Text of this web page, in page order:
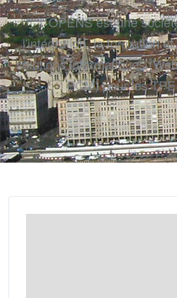
T-OPENS est une
l'intégration, la formation
solutions informatiques
ECM) pour les